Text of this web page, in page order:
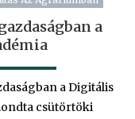
a
a Digitális
csütörtöki